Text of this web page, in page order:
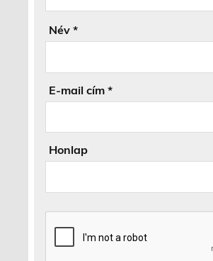
Név*
E-mail cím*
Honlap